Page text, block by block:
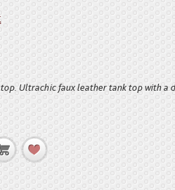
Ultrachic faux leather tank top with a